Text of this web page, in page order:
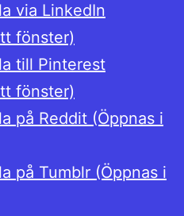
via LinkedIn
fönster)
till Pinterest
fönster)
på Reddit (Öppnas i
på Tumblr (Öppnas i